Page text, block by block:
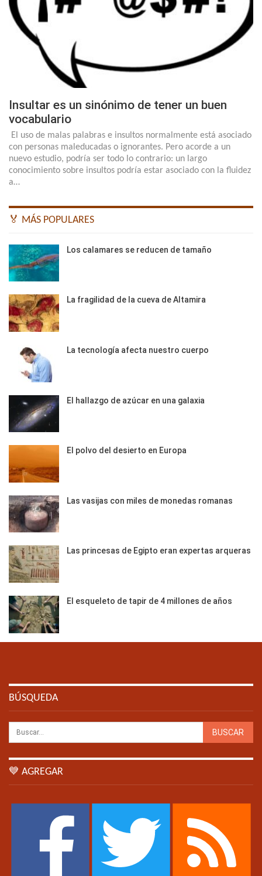
Insultar es un sinónimo de tener un buen
vocabulario
El uso de malas palabras e insultos normalmente está asociado
con personas maleducadas o ignorantes. Pero acorde a un
nuevo estudio, podría ser todo lo contrario: un largo
conocimiento sobre insultos podría estar asociado con la fluidez
a…
🏅 MÁS POPULARES
Los calamares se reducen de tamaño
La fragilidad de la cueva de Altamira
La tecnología afecta nuestro cuerpo
El hallazgo de azúcar en una galaxia
El polvo del desierto en Europa
Las vasijas con miles de monedas romanas
Las princesas de Egipto eran expertas arqueras
El esqueleto de tapir de 4 millones de años
BÚSQUEDA
💙 AGREGAR